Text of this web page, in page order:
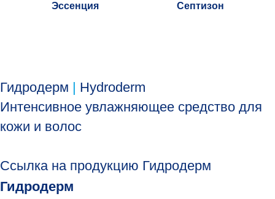
Эссенция
Септизон
Гидродерм | Hydroderm
Интенсивное увлажняющее средство для
кожи и волос
Ссылка на продукцию Гидродерм
Гидродерм